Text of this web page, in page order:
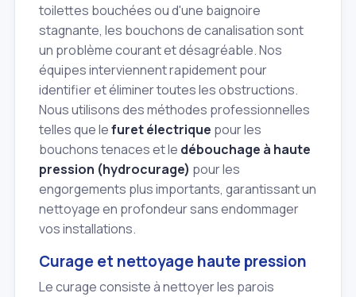
toilettes bouchées ou d'une baignoire
stagnante, les bouchons de canalisation sont
un problème courant et désagréable. Nos
équipes interviennent rapidement pour
identifier et éliminer toutes les obstructions.
Nous utilisons des méthodes professionnelles
telles que lefuret électrique pour les
bouchons tenaces et le débouchage à haute
pression (hydrocurage) pour les
engorgements plus importants, garantissant un
nettoyage en profondeur sans endommager
vos installations.
Curage et nettoyage haute pression
Le curage consiste à nettoyer les parois